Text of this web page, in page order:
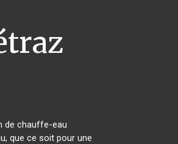
de chauffe-eau
que ce soit pour une